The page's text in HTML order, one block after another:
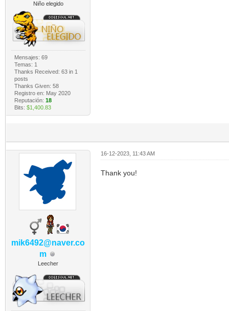
Niño elegido
Mensajes: 69
Temas: 1
Thanks Received: 63in 1
posts
Thanks Given: 58
Registro en: May 2020
Reputación: 18
Bits: $1,400.83
mik6492@naver.co
m
Leecher
16-12-2023, 11:43 AM
Thank you!